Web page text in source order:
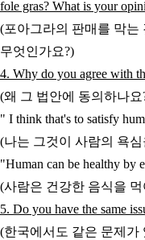
fole gras? What is your
(포아그라의 판매를 막는
무엇인가요?)
4. Why do you agree with
(왜 그 법안에 동의하나요
" I think that's to satisfy
(나는 그것이 사람의 욕
"Human can be healthy by
(사람은 건강한 음식을
5. Do you have the same
(한국에서도 같은 문제가